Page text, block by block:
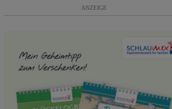
ANZEIGE